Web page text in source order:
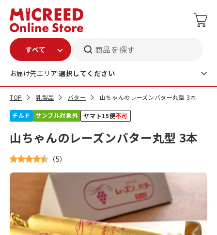
商品を探す
お届け先エリア:選択してください
TOP 乳製品 バター 山ちゃんのレーズンバター丸型 3本
チルド サンプル対象外 ヤマト15便不可
山ちゃんのレーズンバター丸型 3本
（5）